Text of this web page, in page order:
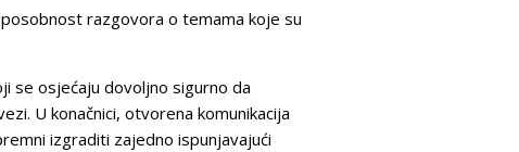
razgovora o temama koje su
se osjećaju dovoljno sigurno da
U konačnici, otvorena komunikacija
izgraditi zajedno ispunjavajući